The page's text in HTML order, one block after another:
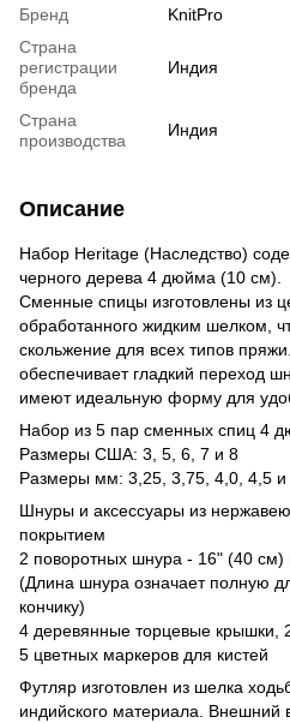
Бренд
KnitPro
Страна
регистрации
бренда
Индия
Страна
производства
Индия
Описание
Набор Heritage (Наследство)
черного дерева 4 дюйма (10 см).
Сменные спицы изготовлены из
обработанного жидким шелком,
скольжение для всех типов
обеспечивает гладкий переход
имеют идеальную форму для
Набор из 5 пар сменных спиц 4
Размеры США: 3, 5, 6, 7 и 8
Размеры мм: 3,25, 3,75, 4,0, 4,5
Шнуры и аксессуары из
покрытием
2 поворотных шнура - 16" (40 см)
(Длина шнура означает полную
кончику)
4 деревянные торцевые крышки,
5 цветных маркеров для кистей
Футляр изготовлен из шелка
индийского материала. Внешний